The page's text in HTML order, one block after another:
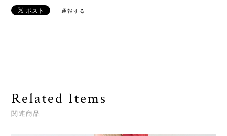
通報する
Related Items
関連商品